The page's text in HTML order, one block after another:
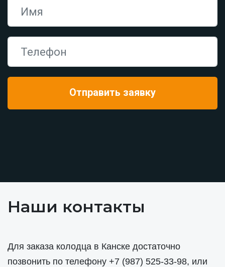
Наши контакты
Для заказа колодца в Канске достаточно
позвонить по телефону +7 (987) 525-33-98, или